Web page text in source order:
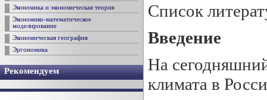
Экономика и экономическая теория
Экономико-математическое
моделирование
Экономическая география
Эргономика
Рекомендуем
Список
Введение
На
климата в